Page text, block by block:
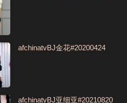
afchinatvBJ金花#20200424
afchinatvBJ亚细亚#20210820